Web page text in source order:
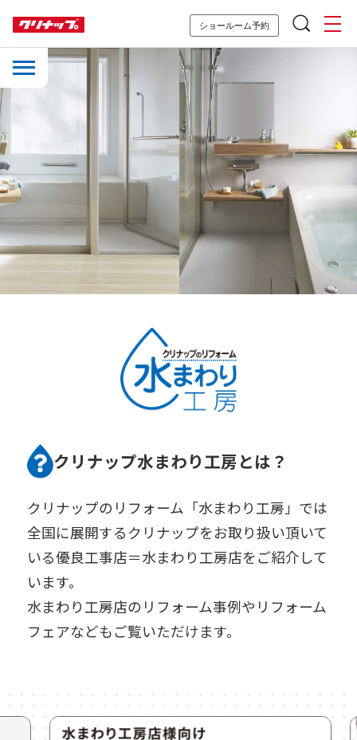
ショールーム予約
クリナップ水まわり工房とは？
クリナップのリフォーム「水まわり工房」では
全国に展開するクリナップをお取り扱い頂いて
いる優良工事店＝水まわり工房店をご紹介して
います。
水まわり工房店のリフォーム事例やリフォーム
フェアなどもご覧いただけます。